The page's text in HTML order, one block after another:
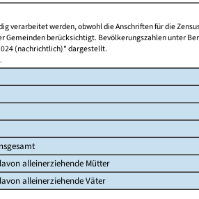
verarbeitet werden, obwohl die Anschriften für die
berücksichtigt. Bevölkerungszahlen unter
(nachrichtlich)" dargestellt.
alleinerziehende Mütter
alleinerziehende Väter